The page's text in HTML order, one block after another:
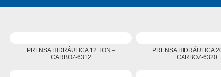
PRENSA HIDRÁULICA 12 TON –
CARBOZ-6312
PRENSA HIDRÁULICA
CARBOZ-6320